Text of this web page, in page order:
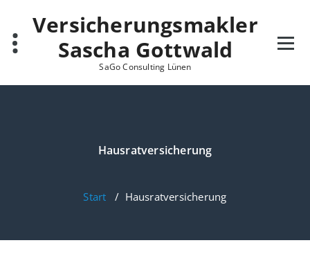
springenVersicherungsmakler
Sascha Gottwald
SaGo Consulting Lünen
Hausratversicherung
Start / Hausratversicherung